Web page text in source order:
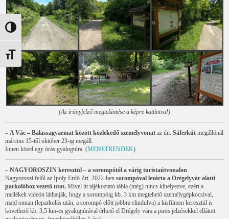
Nagy kontraszt váltása
Betűméret váltása
(Az irányjelző megtekintése a képre kattintva!)
– A Vác – Balassagyarmat között közlekedő személyvonat az ún. Sáferkút megállónál
március 15-től október 23-ig megáll.
Innen közel egy órás gyalogtúra. (MENETRENDEK)
– NAGYOROSZIN keresztül – a sorompótól a várig turistaútvonalon
Nagyoroszi felől az Ipoly Erdő Zrt. 2022-ben sorompóval lezárta a Drégelyvár alatti
parkolóhoz vezető utat. Mivel itt tájékoztató tábla (még) nincs kihelyezve, ezért a
mellékelt videón láthatják, hogy a sorompóig kb. 3 km megtehető személygépkocsival,
majd onnan (leparkolás után, a sorompó előtt jobbra elindulva) a kisfilmen keresztül is
követhető kb. 3,5 km-es gyalogtúrával érhető el Drégely vára a piros jelzésekkel ellátott